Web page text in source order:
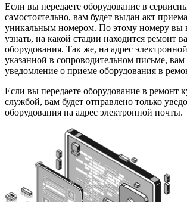
Если вы передаете оборудование в
самостоятельно, вам будет выдан акт
уникальным номером. По этому номеру вы
узнать, на какой стадии находится ремонт
оборудования. Так же, на адрес
указанной в сопроводительном письме, вам
уведомление о приеме оборудования в
Если вы передаете оборудование в ремонт
службой, вам будет отправлено только
оборудования на адрес электронной почты.